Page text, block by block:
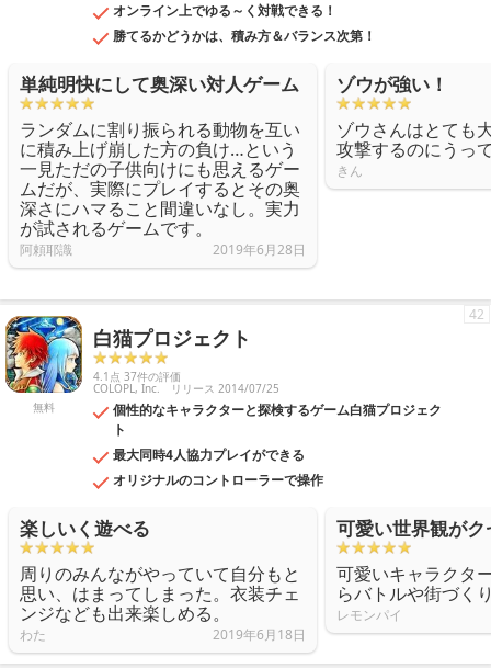
オンライン上でゆる～く対戦できる！
勝てるかどうかは、積み方＆バランス次第！
単純明快にして奥深い対人ゲーム
ランダムに割り振られる動物を互い
に積み上げ崩した方の負け…という
一見ただの子供向けにも思えるゲー
ムだが、実際にプレイするとその奥
深さにハマること間違いなし。実力
が試されるゲームです。
阿頼耶識 2019年6月28日
ゾウが強い！
ゾウさんはとても
攻撃するのにうっ
きん
無料
白猫プロジェクト
4.1点 37件の評価
COLOPL, Inc. リリース 2014/07/25
個性的なキャラクターと探検するゲーム白猫プロジェク
ト
最大同時4人協力プレイができる
オリジナルのコントローラーで操作
42
楽しいく遊べる
周りのみんながやっていて自分もと
思い、はまってしまった。衣装チェ
ンジなども出来楽しめる。
わた 2019年6月18日
可愛い世界観が
可愛いキャラクタ
らバトルや街づく
レモンパイ